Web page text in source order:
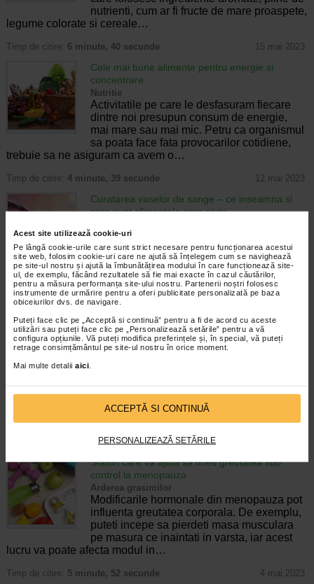
Acest site utilizează cookie-uri
Pe lângă cookie-urile care sunt strict necesare pentru funcționarea acestui
site web, folosim cookie-uri care ne ajută să înțelegem cum se navighează
pe site-ul nostru și ajută la îmbunătățirea modului în care funcționează site-
ul, de exemplu, făcând rezultatele să fie mai exacte în cazul căutărilor,
pentru a măsura performanța site-ului nostru. Partenerii noștri folosesc
instrumente de urmărire pentru a oferi publicitate personalizată pe baza
obiceiurilor dvs. de navigare.
Puteți face clic pe „Acceptă si continuă” pentru a fi de acord cu aceste
utilizări sau puteți face clic pe „Personalizează setările” pentru a vă
configura opțiunile. Vă puteți modifica preferințele și, în special, vă puteți
retrage consimțământul pe site-ul nostru în orice moment.
Mai multe detalii aici
ACCEPTĂ SI CONTINUĂ
PERSONALIZEAZĂ SETĂRILE
nutrienti, cum ar fi fructe de mare proaspete,
legume colorate si cereale…
Timp de citire: 6 minute, 40 secunde 15 mai 2023
Cele mai bune alimente pentru energie si
concentrare
Nutritie
Activitatile pe care le desfasuram fiecare
dintre noi presupun consum de energie,
mai mare sau mai mic. Petru ca organismul
sa poata face fata provocarilor cotidiene,
trebuie sa ne asiguram ca avem o…
Timp de citire: 4 minute, 39 secunde 12 mai 2023
Curatarea vaselor de sange – ce inseamna si
care sunt alimentele care ajuta
Arterele sunt cele mai mari vase de sange
ale corpului si joaca rolul esential de a
furniza oxigen si nutrienti fiecarui organ,
tesut si celula. De aceea, mentinerea
acestor canale vitale intr-o forma…
6 minute, 43 secunde
Dieta pentru cei care slabesc greu: sugestii
alimente, meniu de slabit pentru 1 saptamana
Identificarea unui plan alimentar care sa
adevarata provocare, mai les pentru
persoanele care slabesc greu. Dieta
6 minute, 37 secunde
Sfaturi care va ajuta sa tineti greutatea sub
control la menopauza
Arderea grasimilor
Modificarile hormonale din menopauza pot
influenta greutatea corporala. De exemplu,
puteti incepe sa pierdeti masa musculara
pe masura ce inaintati in varsta, iar acest
lucru va poate afecta modul in…
Timp de citire: 5 minute, 52 secunde 4 mai 2023